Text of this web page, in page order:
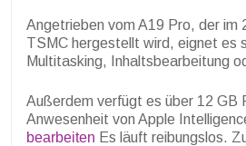
Angetrieben vom A19 Pro, der im
TSMC hergestellt wird, eignet es
Multitasking, Inhaltsbearbeitung
Außerdem verfügt es über 12 GB
Anwesenheit von Apple
bearbeiten Es läuft reibungslos.